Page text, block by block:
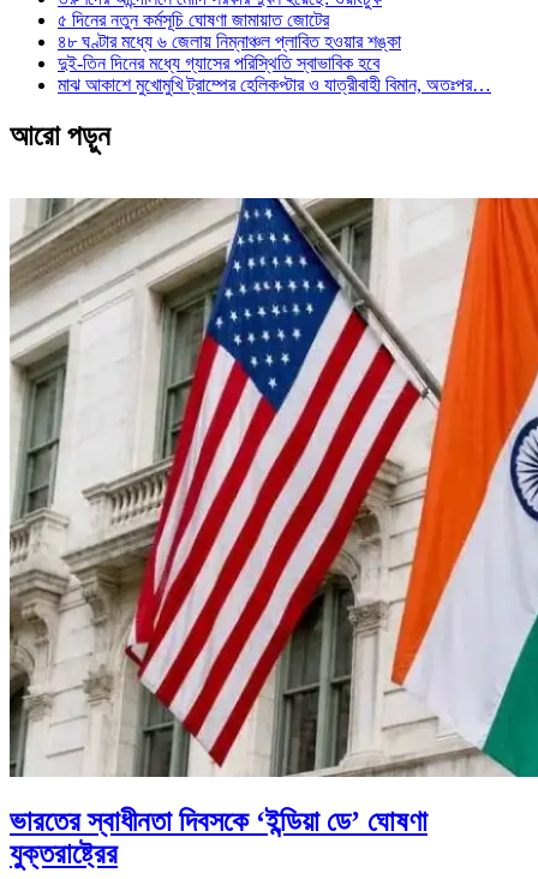
৫ দিনের নতুন কর্মসূচি ঘোষণা জামায়াত জোটের
৪৮ ঘণ্টার মধ্যে ৬ জেলায় নিম্নাঞ্চল প্লাবিত হওয়ার শঙ্কা
দুই-তিন দিনের মধ্যে গ্যাসের পরিস্থিতি স্বাভাবিক হবে
মাঝ আকাশে মুখোমুখি ট্রাম্পের হেলিকপ্টার ও যাত্রীবাহী বিমান, অতঃপর…
আরো পড়ুন
ভারতের স্বাধীনতা দিবসকে ‘ইন্ডিয়া ডে’ ঘোষণা
যুক্তরাষ্ট্রের